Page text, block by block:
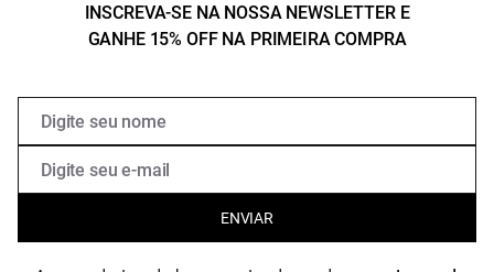
INSCREVA-SE NA NOSSA NEWSLETTER E
GANHE 15% OFF NA PRIMEIRA COMPRA
ENVIAR